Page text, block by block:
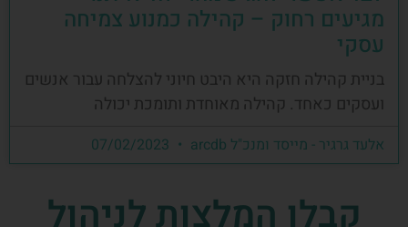
מגיעים רחוק – קהילה כמנוע צמיחה
עסקי
בניית קהילה חזקה היא היבט חיוני להצלחה עבור אנשים
ועסקים כאחד. קהילה מאוחדת ותומכת יכולה
אלעד גרגיר - מייסד ומנכ"ל arcdb
קבלו המלצות לניהול